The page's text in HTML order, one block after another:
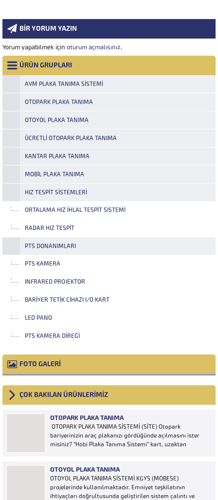
BİR YORUM YAZIN
Yorum yapabilmek için oturum açmalısınız.
ÜRÜN GRUPLARI
AVM PLAKA TANIMA SISTEMI
OTOPARK PLAKA TANIMA
OTOYOL PLAKA TANIMA
ÜCRETLI OTOPARK PLAKA TANIMA
KANTAR PLAKA TANIMA
MOBIL PLAKA TANIMA
HIZ TESPIT SISTEMLERI
ORTALAMA HIZ İHLAL TESPIT SISTEMI
RADAR HIZ TESPIT
PTS DONANIMLARI
PTS KAMERA
INFRARED PROJEKTOR
BARIYER TETIK CIHAZI I/O KART
LED PANO
PTS KAMERA DIREĞI
FOTO GALERİ
ÇOK BAKILAN ÜRÜNLERİMİZ
OTOPARK PLAKA TANIMA
OTOPARK PLAKA TANIMA SİSTEMİ (SİTE) Otopark
bariyerinizin araç plakanızı gördüğünde açılmasını ister
misiniz? “Hobi Plaka Tanıma Sistemi” kart, uzaktan
için yeterlidir… Plaka tanıma sistemi otoparklarda
sisteme...
OTOYOL PLAKA TANIMA
OTOYOL PLAKA TANIMA SİSTEMİ KGYS (MOBESE)
projelerinde kullanılmaktadır. Emniyet teşkilatının
ihtiyaçları doğrultusunda geliştirilen sistem çalıntı ve